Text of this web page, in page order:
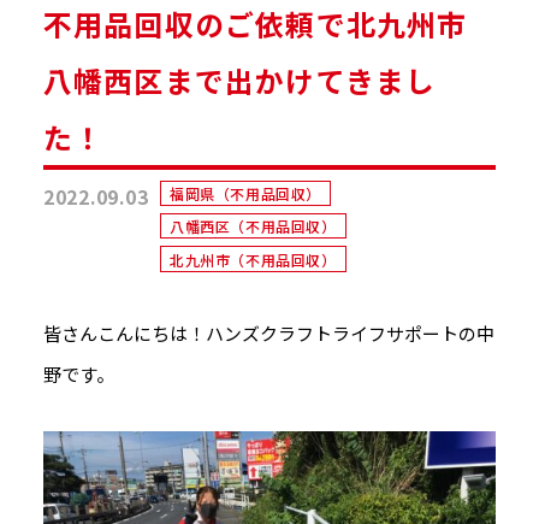
不用品回収のご依頼で北九州市
八幡西区まで出かけてきまし
た！
2022.09.03
福岡県（不用品回収）
八幡西区（不用品回収）
北九州市（不用品回収）
皆さんこんにちは！ハンズクラフトライフサポートの中
野です。